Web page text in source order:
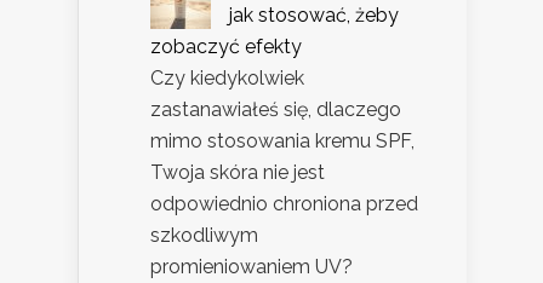
jak stosować, żeby
zobaczyć efekty
Czy kiedykolwiek
zastanawiałeś się, dlaczego
mimo stosowania kremu SPF,
Twoja skóra nie jest
odpowiednio chroniona przed
szkodliwym
promieniowaniem UV?